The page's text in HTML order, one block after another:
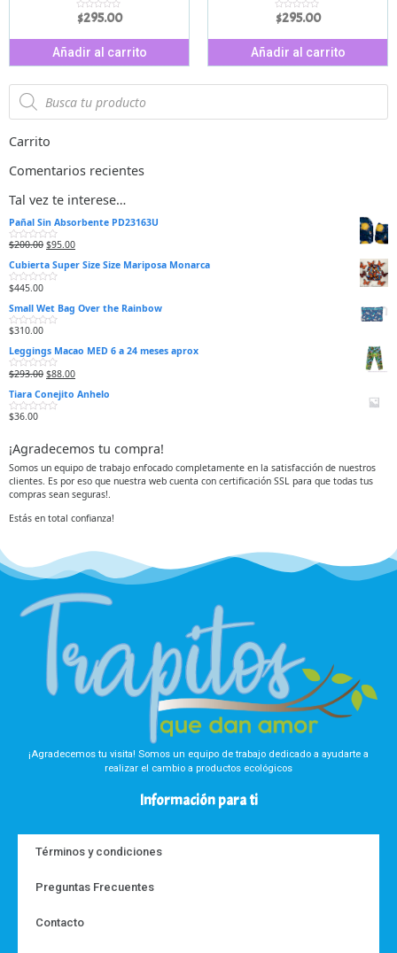
V
a
o
r
a
d
d
5
$295.00
Añadir al carrito
V
a
o
r
a
d
5
$295.00
Añadir al carrito
Carrito
Comentarios recientes
Tal vez te interese…
Pañal Sin Absorbente PD23163U
V
l
o
r
a
o
e
n
0
e
5
$200.00 $95.00
Cubierta Super Size Size Mariposa Monarca
V
l
o
r
a
o
e
n
0
e
5
$445.00
Small Wet Bag Over the Rainbow
V
l
o
r
a
o
e
n
0
5
$310.00
Leggings Macao MED 6 a 24 meses aprox
V
l
o
r
a
e
n
0
d
e
5
$293.00 $88.00
Tiara Conejito Anhelo
V
o
r
a
d
o
n
d
e
$36.00
¡Agradecemos tu compra!
Somos un equipo de trabajo enfocado completamente en la satisfacción de nuestros
clientes. Es por eso que nuestra web cuenta con certificación SSL para que todas tus
compras sean seguras!.
Estás en total confianza!
¡Agradecemos tu visita! Somos un equipo de trabajo dedicado a ayudarte a
realizar el cambio a productos ecológicos
Información para ti
Términos y condiciones
Preguntas Frecuentes
Contacto